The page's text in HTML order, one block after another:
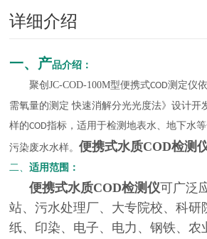
详细介绍
一、产品介绍 ：
聚创JC-COD-100M型便携式COD测定仪
需氧量的测定 快速消解分光光度法》设计开
样的COD指标，适用于检测地表水、地下水
污染废水水样。便携式水质COD检测
二、适用范围：
便携式水质COD检测仪可广泛
站、污水处理厂、大专院校、科研
纸、印染、电子、电力、钢铁、农